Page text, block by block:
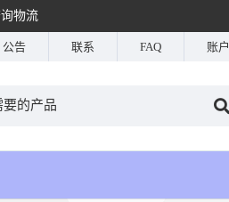
物流
公告 联系 FAQ 账户